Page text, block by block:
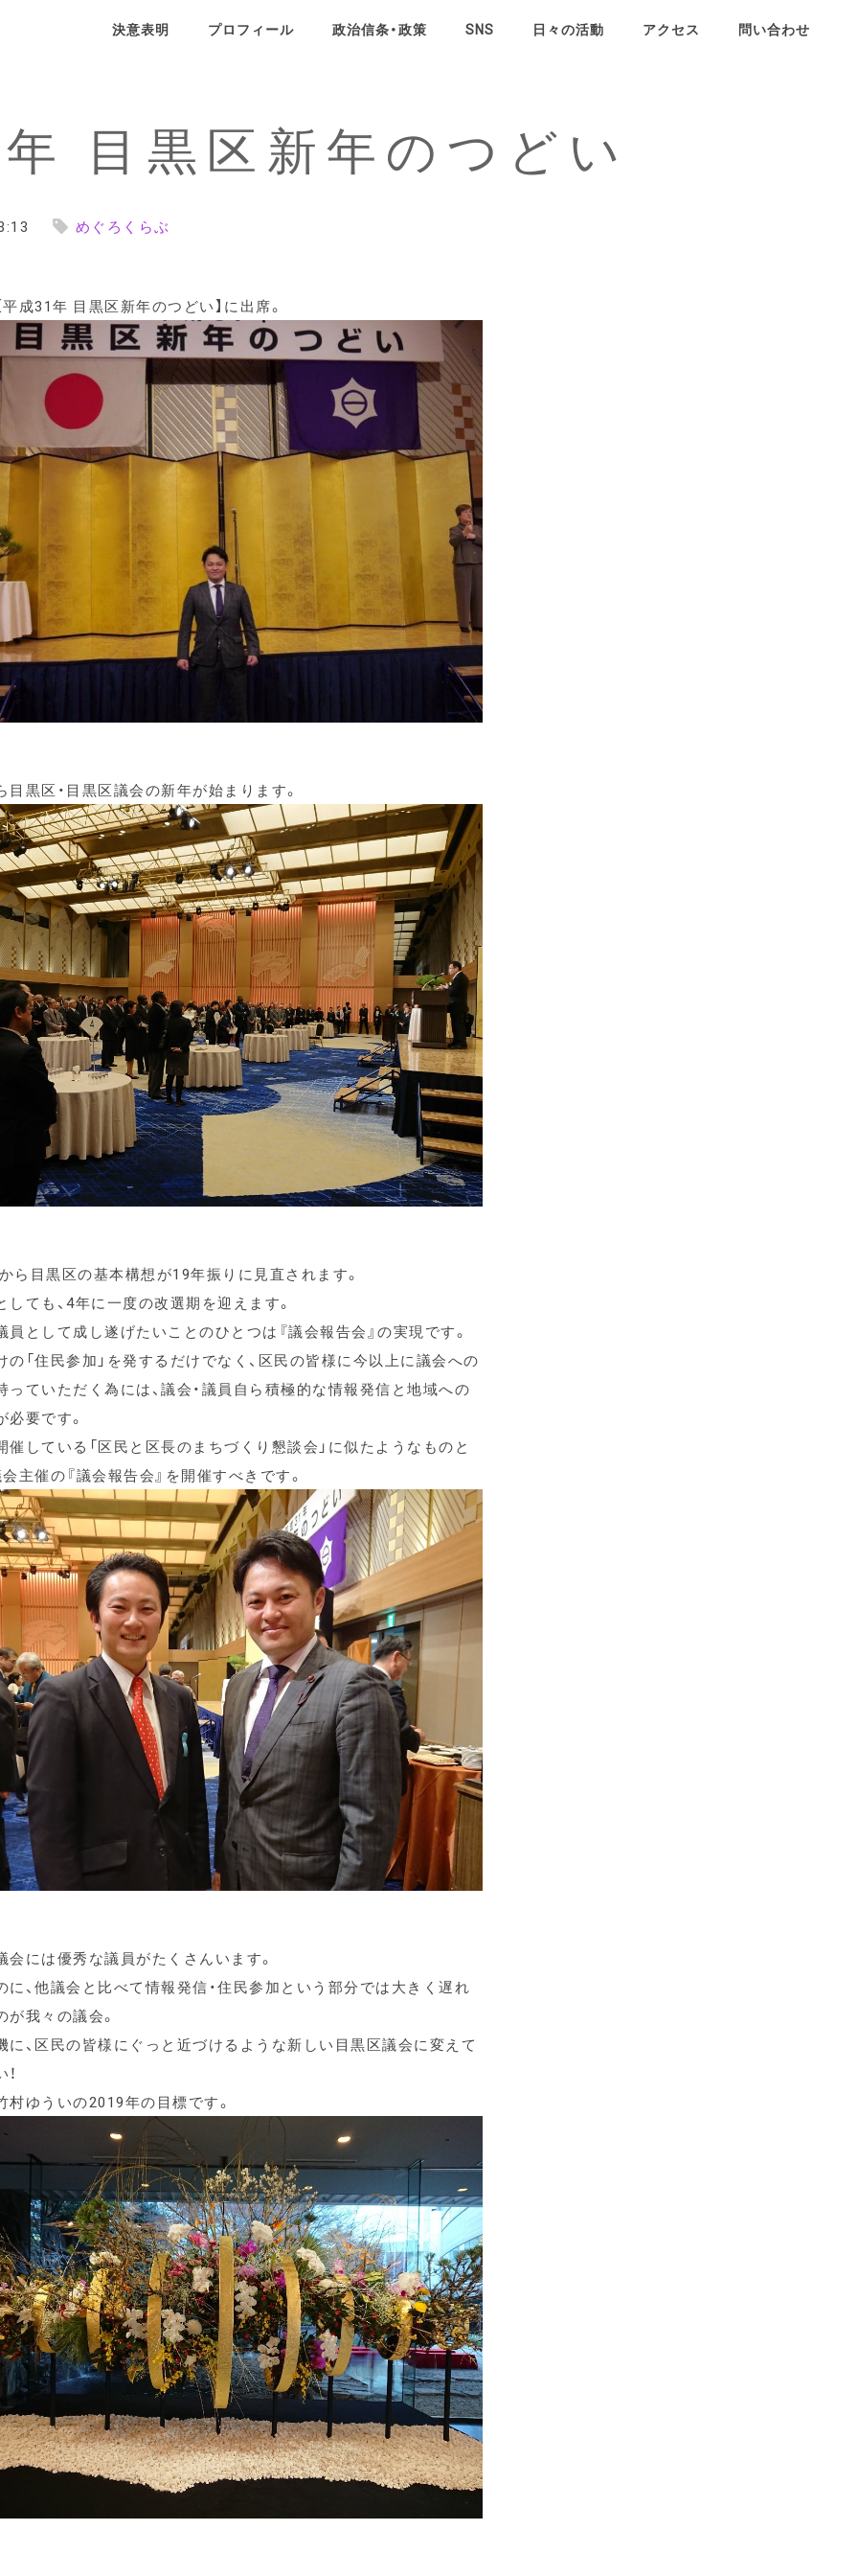
決意表明 プロフィール 政治信条・政策 SNS 日々の活動 アクセス 問い合わせ
政治信条・政策
目黒区新年のつどい
めぐろくらぶ
平成31年 目黒区新年のつどい】に出席。
目黒区・目黒区議会の新年が始まります。
ら目黒区の基本構想が19年振りに見直されます。
しても、4年に一度の改選期を迎えます。
員として成し遂げたいことのひとつは『議会報告会』の実現です。
の「住民参加」を発するだけでなく、区民の皆様に今以上に議会への
っていただく為には、議会・議員自ら積極的な情報発信と地域への
必要です。
催している「区民と区長のまちづくり懇談会」に似たようなものと
会主催の『議会報告会』を開催すべきです。
会には優秀な議員がたくさんいます。
に、他議会と比べて情報発信・住民参加という部分では大きく遅れ
が我々の議会。
に、区民の皆様にぐっと近づけるような新しい目黒区議会に変えて
村ゆういの2019年の目標です。